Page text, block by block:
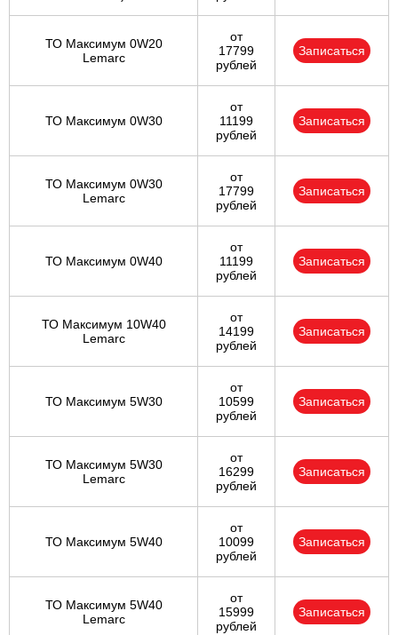
ТО Максимум 0W20
Lemarc
от
17799
рублей
Записаться
ТО Максимум 0W30
от
11199
рублей
Записаться
ТО Максимум 0W30
Lemarc
от
17799
рублей
Записаться
ТО Максимум 0W40
от
11199
рублей
Записаться
ТО Максимум 10W40
Lemarc
от
14199
рублей
Записаться
ТО Максимум 5W30
от
10599
рублей
Записаться
ТО Максимум 5W30
Lemarc
от
16299
рублей
Записаться
ТО Максимум 5W40
от
10099
рублей
Записаться
ТО Максимум 5W40
Lemarc
от
15999
рублей
Записаться